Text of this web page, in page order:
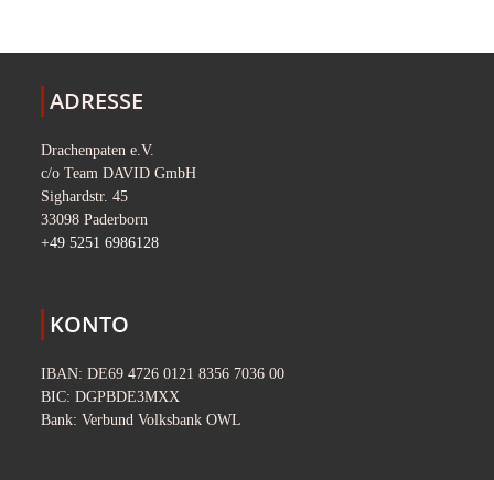
ADRESSE
Drachenpaten e.V.
c/o Team DAVID GmbH
Sighardstr. 45
33098 Paderborn
+49 5251 6986128
KONTO
IBAN: DE69 4726 0121 8356 7036 00
BIC: DGPBDE3MXX
Bank: Verbund Volksbank OWL